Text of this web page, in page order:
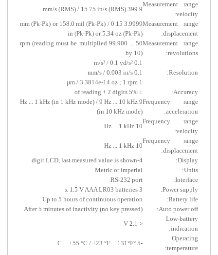
Measurement range
velocity:
399.9 mm/s (RMS) / 15.75 in/s (RMS)
Measurement range
displacement:
3.9999 mm (Pk-Pk) or 158.0 mil (Pk-Pk) / 0.15
in (Pk-Pk) or 5.34 oz (Pk-Pk)
Measurement range
revolutions:
50 ... 99.900 rpm (reading must be multiplied
by 10)
Resolution:
0.1 m/s² / 0.1 yd/s²
0.1 mm/s / 0.003 in/s
1 µm / 3.3814e-14 oz ; 1 rpm
Accuracy:
± 5% of reading + 2 digits
Frequency range
acceleration:
9 Hz ... 1 kHz (in 1 kHz mode) / 9 Hz ... 10 kHz
(in 10 kHz mode)
Frequency range
velocity:
10 Hz ... 1 kHz
Frequency range
displacement:
10 Hz ... 1 kHz
Display:
4-digit LCD, last measured value is shown
Units:
Metric or imperial
Interface:
RS-232 port
Power supply:
3 x 1.5 V AAA LR03 batteries
Battery life:
Up to 5 hours of continuous operation
Auto power off:
After 5 minutes of inactivity (no key pressed)
Low-battery
indication:
< 2.1 V
Operating
temperature:
-5 °C ... +55 °C / +23 °F ... 131°F